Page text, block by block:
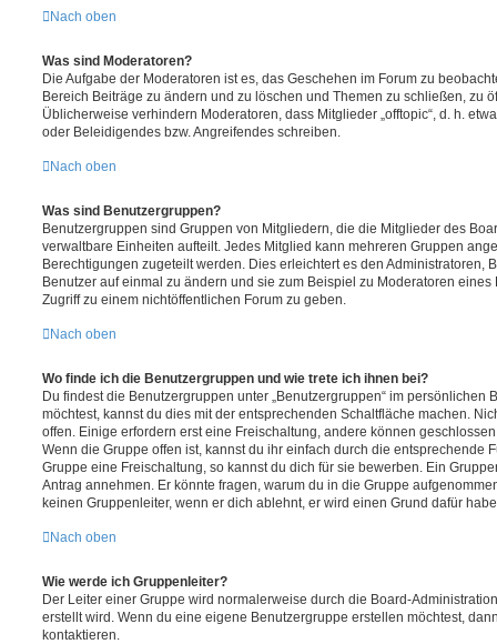
Nach oben
Was sind Moderatoren?
Die Aufgabe der Moderatoren ist es, das Geschehen im Forum zu
Bereich Beiträge zu ändern und zu löschen und Themen zu schließen, zu
Üblicherweise verhindern Moderatoren, dass Mitglieder „offtopic“, d. h.
oder Beleidigendes bzw. Angreifendes schreiben.
Nach oben
Was sind Benutzergruppen?
Benutzergruppen sind Gruppen von Mitgliedern, die die Mitglieder des
verwaltbare Einheiten aufteilt. Jedes Mitglied kann mehreren Gruppen
Berechtigungen zugeteilt werden. Dies erleichtert es den Administratoren,
Benutzer auf einmal zu ändern und sie zum Beispiel zu Moderatoren
Zugriff zu einem nichtöffentlichen Forum zu geben.
Nach oben
Wo finde ich die Benutzergruppen und wie trete ich ihnen bei?
Du findest die Benutzergruppen unter „Benutzergruppen“ im persönlichen
möchtest, kannst du dies mit der entsprechenden Schaltfläche machen.
offen. Einige erfordern erst eine Freischaltung, andere können
Wenn die Gruppe offen ist, kannst du ihr einfach durch die entsprechende
Gruppe eine Freischaltung, so kannst du dich für sie bewerben. Ein
Antrag annehmen. Er könnte fragen, warum du in die Gruppe
keinen Gruppenleiter, wenn er dich ablehnt, er wird einen Grund dafür
Nach oben
Wie werde ich Gruppenleiter?
Der Leiter einer Gruppe wird normalerweise durch die Board-
erstellt wird. Wenn du eine eigene Benutzergruppe erstellen möchtest,
kontaktieren.